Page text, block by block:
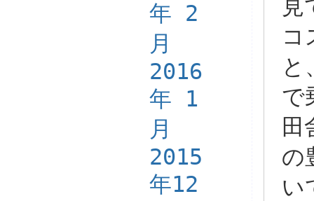
年 2
月
2016
年 1
月
2015
年12
見
コ
と
で
田
の
い